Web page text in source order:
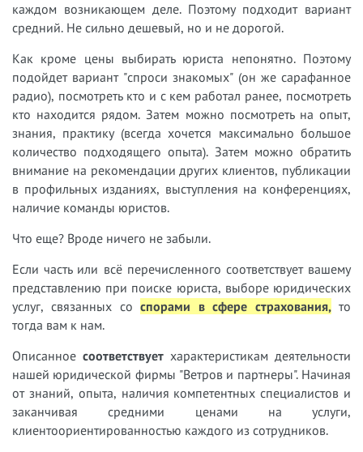
каждом возникающем деле. Поэтому подходит вариант
средний. Не сильно дешевый, но и не дорогой.
Как кроме цены выбирать юриста непонятно. Поэтому
подойдет вариант "спроси знакомых" (он же сарафанное
радио), посмотреть кто и с кем работал ранее, посмотреть
кто находится рядом. Затем можно посмотреть на опыт,
знания, практику (всегда хочется максимально большое
количество подходящего опыта). Затем можно обратить
внимание на рекомендации других клиентов, публикации
в профильных изданиях, выступления на конференциях,
наличие команды юристов.
Что еще? Вроде ничего не забыли.
Если часть или всё перечисленного соответствует вашему
представлению при поиске юриста, выборе юридических
услуг, связанных соспорами в сфере страхования,то
тогда вам к нам.
Описанное соответствует характеристикам деятельности
нашей юридической фирмы "Ветров и партнеры". Начиная
от знаний, опыта, наличия компетентных специалистов и
заканчивая средними ценами на услуги,
клиентоориентированностью каждого из сотрудников.